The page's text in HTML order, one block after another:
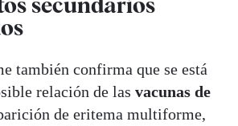
también confirma que se está
relación de las vacunas de
de eritema multiforme,